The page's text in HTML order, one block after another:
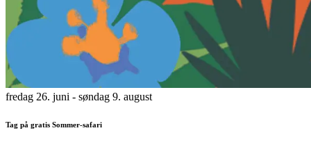
fredag 26. juni - søndag 9. august
Tag på gratis Sommer-safari